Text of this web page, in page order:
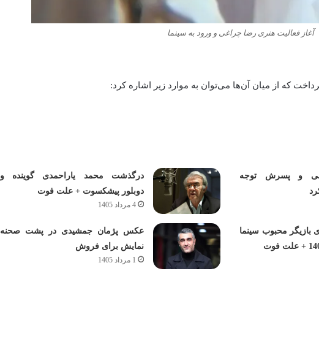
آغاز فعالیت هنری رضا چراغی و ورود به سینما
که از میان آن‌ها می‌توان به موارد زیر اشاره کرد:
و پسرش توجه
درگذشت محمد یاراحمدی گوینده و
دوبلور پیشکسوت + علت فوت
4 مرداد 1405
بازیگر محبوب سینما
عکس پژمان جمشیدی در پشت صحنه
نمایش برای فروش
1 مرداد 1405